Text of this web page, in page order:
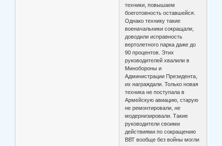
техники, повышаем
боеготовность оставшейся.
Однако технику такие
военачальники сокращали,
доводили исправность
вертолетного парка даже до
90 процентов. Этих
руководителей хвалили в
Минобороны и
Администрации Президента,
их награждали. Только новая
техника не поступала в
Армейскую авиацию, старую
не ремонтировали, не
модернизировали. Такие
руководители своими
действиями по сокращению
ВВТ вообще без войны могли